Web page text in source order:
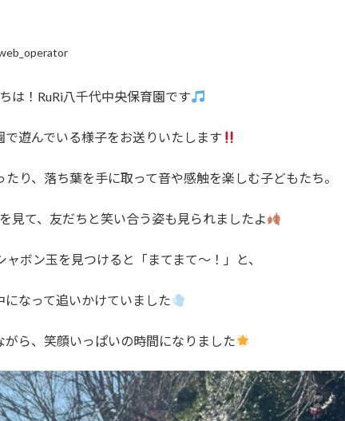
は！RuRi八千代中央保育園です
で遊んでいる様子をお送りいたします
り、落ち葉を手に取って音や感触を楽しむ子どもたち。
見て、友だちと笑い合う姿も見られましたよ
ボン玉を見つけると「まてまて～！」と、
になって追いかけていました
ら、笑顔いっぱいの時間になりました